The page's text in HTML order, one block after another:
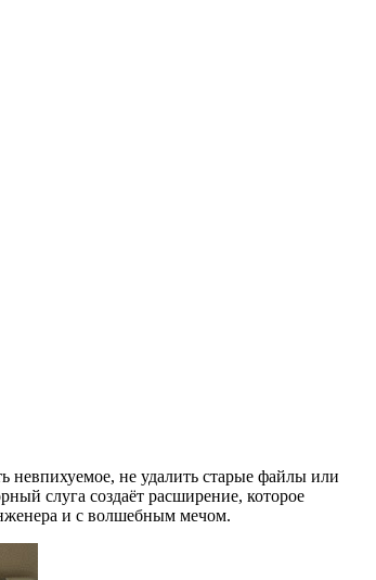
невпихуемое, не удалить старые файлы или
слуга создаёт расширение, которое
и с волшебным мечом.